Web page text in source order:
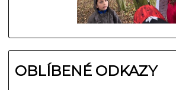
OBLÍBENÉ ODKAZY